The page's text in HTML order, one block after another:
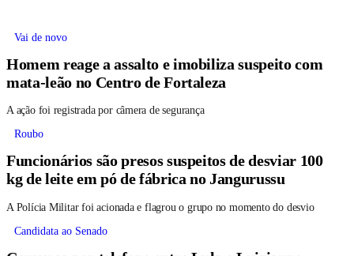
Vai de novo
Homem reage a assalto e imobiliza suspeito com
mata-leão no Centro de Fortaleza
A ação foi registrada por câmera de segurança
Roubo
Funcionários são presos suspeitos de desviar 100
kg de leite em pó de fábrica no Jangurussu
A Polícia Militar foi acionada e flagrou o grupo no momento do desvio
Candidata ao Senado